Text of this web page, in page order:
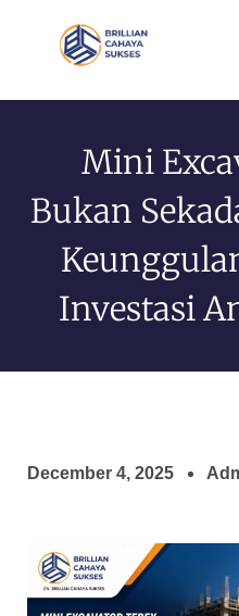
Mini
Bukan
Investasi
December 4, 2025